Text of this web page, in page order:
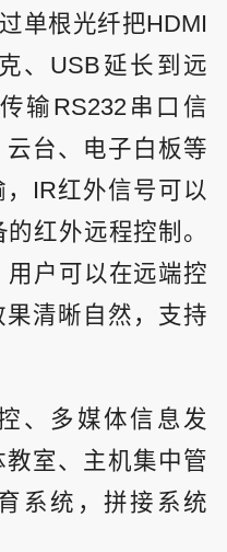
单根光纤把HDMI
、USB延长到远
输RS232串口信
台、电子白板等
IR红外信号可以
红外远程控制。
户可以在远端控
清晰自然，支持
、多媒体信息发
室、主机集中管
系统，拼接系统